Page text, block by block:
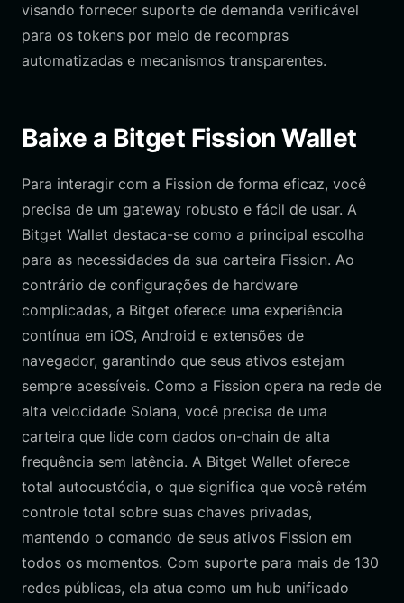
visando fornecer suporte de demanda verificável
para os tokens por meio de recompras
automatizadas e mecanismos transparentes.
Baixe a Bitget Fission Wallet
Para interagir com a Fission de forma eficaz, você
precisa de um gateway robusto e fácil de usar. A
Bitget Wallet destaca-se como a principal escolha
para as necessidades da sua carteira Fission. Ao
contrário de configurações de hardware
complicadas, a Bitget oferece uma experiência
contínua em iOS, Android e extensões de
navegador, garantindo que seus ativos estejam
sempre acessíveis. Como a Fission opera na rede de
alta velocidade Solana, você precisa de uma
carteira que lide com dados on-chain de alta
frequência sem latência. A Bitget Wallet oferece
total autocustódia, o que significa que você retém
controle total sobre suas chaves privadas,
mantendo o comando de seus ativos Fission em
todos os momentos. Com suporte para mais de 130
redes públicas, ela atua como um hub unificado